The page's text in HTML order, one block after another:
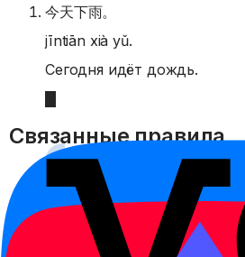
今天下雨。
jīntiān xià yǔ.
Сегодня идёт дождь.
Связанные правила
常常 и 经常
常常 и 经常 говорят о
действиях, но отличаются